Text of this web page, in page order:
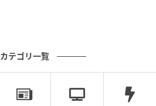
カテゴリ一覧